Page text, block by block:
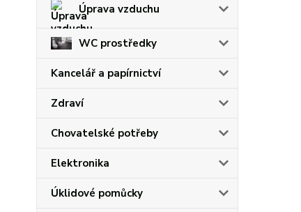
Úprava vzduchu
WC prostředky
Kancelář a papírnictví
Zdraví
Chovatelské potřeby
Elektronika
Úklidové pomůcky